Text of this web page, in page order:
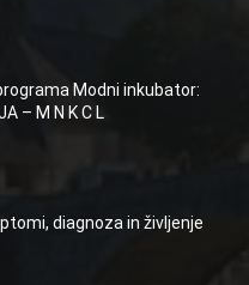
Modni inkubator:
– M N K C L
diagnoza in življenje